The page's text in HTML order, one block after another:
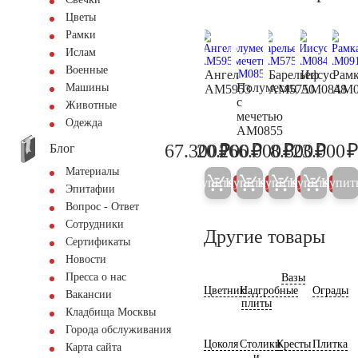
Цветы
Рамки
Ислам
Военные
Машины
Животные
Одежда
Блог
Материалы
Эпитафии
Вопрос - Ответ
Сотрудники
Сертификаты
Новости
Пресса о нас
Вакансии
Кладбища Москвы
Города обслуживания
Карта сайта
Ангел
AM5953
70.800
67.300₽
Купить 5%
Полумесяц
с
мечетью
AM0855
21.800
20.700₽
Купить 5%
Барельеф
AM5750
280.000
266.000₽
Купить 5%
Иисус
AM0848
9.300
8.800₽
Купить 5%
23.000₽
Другие товары
ЦветникНадгробные
плиты
Вазы
Ограды
ЦоколяСтоликиКрестыПлитка